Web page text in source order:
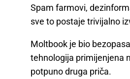
Spam farmovi,
sve to postaje trivijalno
Moltbook je bio
tehnologija primijenjena
potpuno druga priča.